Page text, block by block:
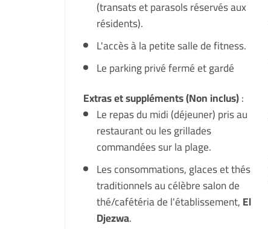
(transats et parasols réservés aux
résidents).
L'accès à la petite salle de fitness.
Le parking privé fermé et gardé
Extras et suppléments (Non inclus):
Le repas du midi (déjeuner) pris au
restaurant ou les grillades
commandées sur la plage.
Les consommations, glaces et thés
traditionnels au célèbre salon de
thé/cafétéria de l'établissement,El
Djezwa.